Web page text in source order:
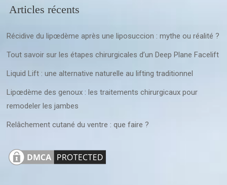
Articles récents
Récidive du lipœdème après une liposuccion : mythe ou réalité ?
Tout savoir sur les étapes chirurgicales d’un Deep Plane Facelift
Liquid Lift : une alternative naturelle au lifting traditionnel
Lipœdème des genoux : les traitements chirurgicaux pour
remodeler les jambes
Relâchement cutané du ventre : que faire ?